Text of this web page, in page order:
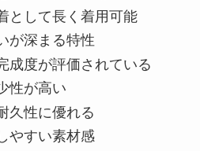
として長く着用可能
が深まる特性
成度が評価されている
性が高い
久性に優れる
やすい素材感